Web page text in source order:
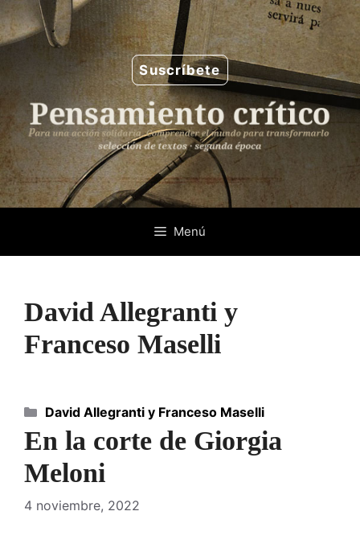
Saltar
al
contenido
Suscríbete
Menú
David Allegranti y
Franceso Maselli
En la corte de Giorgia
Meloni
4 noviembre, 2022
Categorías
David Allegranti y Franceso Maselli